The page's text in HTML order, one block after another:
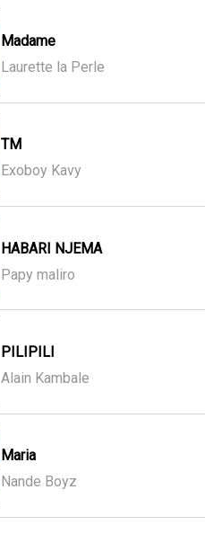
Madame
Laurette la Perle
TM
Exoboy Kavy
HABARI NJEMA
Papy maliro
PILIPILI
Alain Kambale
Maria
Nande Boyz